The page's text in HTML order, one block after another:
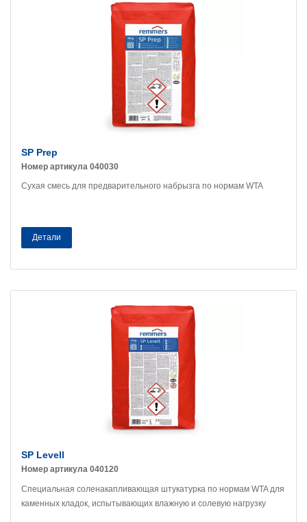
SP Prep
Номер артикула 040030
Сухая смесь для предварительного набрызга по нормам WTA
Детали
SP Levell
Номер артикула 040120
Специальная соленакапливающая штукатурка по нормам WTA для
каменных кладок, испытывающих влажную и солевую нагрузку